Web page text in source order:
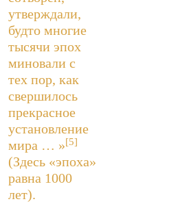
утверждали,
будто многие
тысячи эпох
миновали с
тех пор, как
свершилось
прекрасное
установление
мира … »[5]
(Здесь «эпоха»
равна 1000
лет).